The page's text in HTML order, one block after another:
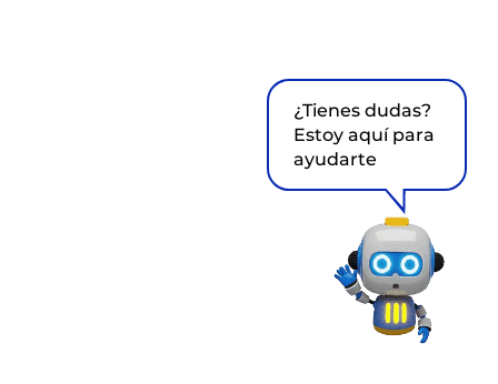
¿Tienes dudas?
Estoy aquí para
ayudarte